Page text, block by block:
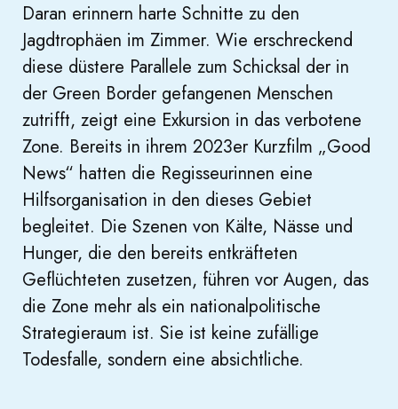
Daran erinnern harte Schnitte zu den
Jagdtrophäen im Zimmer. Wie erschreckend
diese düstere Parallele zum Schicksal der in
der Green Border gefangenen Menschen
zutrifft, zeigt eine Exkursion in das verbotene
Zone. Bereits in ihrem 2023er Kurzfilm „Good
News“ hatten die Regisseurinnen eine
Hilfsorganisation in den dieses Gebiet
begleitet. Die Szenen von Kälte, Nässe und
Hunger, die den bereits entkräfteten
Geflüchteten zusetzen, führen vor Augen, das
die Zone mehr als ein nationalpolitische
Strategieraum ist. Sie ist keine zufällige
Todesfalle, sondern eine absichtliche.